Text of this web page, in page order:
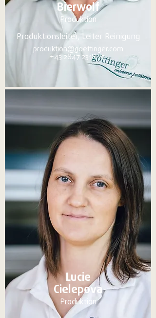
Produktion
Bierwolf
Produktionsleiter, Leiter Reinigung
produktion@goettinger.com
+43 2847 2318 15
Produktion
Cielepova
Lucie